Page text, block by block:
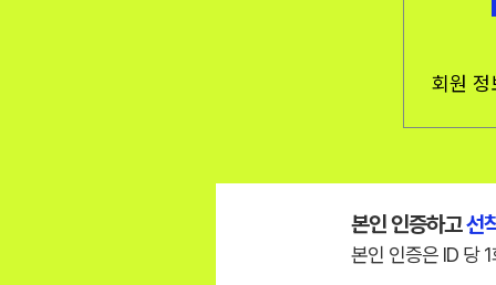
“무엇이든 공감해
고3·N수
회원 정
본인 인증하고선
본인 인증은 ID 당